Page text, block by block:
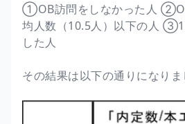
①OB訪問をしなかった人
均人数（10.5人）以下の人
した人
その結果は以下の通りになりま